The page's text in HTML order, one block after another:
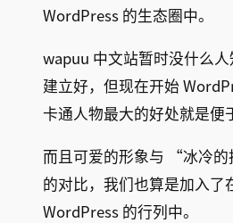
WordPress 的生态圈中。
wapuu 中文站暂时没什么
建立好，但现在开始
卡通人物最大的好处就是便
而且可爱的形象与
“冰冷
的对比，我们也算是加入了
WordPress 的行列中。